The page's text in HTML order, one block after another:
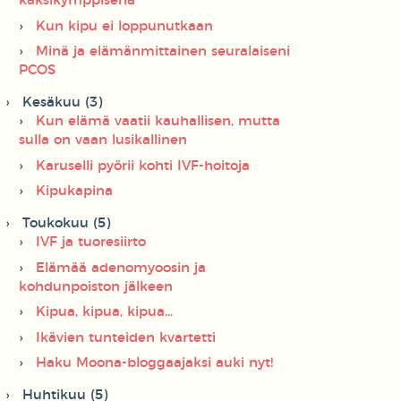
Kun kipu ei loppunutkaan
Minä ja elämänmittainen seuralaiseni
PCOS
Kesäkuu (3)
Kun elämä vaatii kauhallisen, mutta
sulla on vaan lusikallinen
Karuselli pyörii kohti IVF-hoitoja
Kipukapina
Toukokuu (5)
IVF ja tuoresiirto
Elämää adenomyoosin ja
kohdunpoiston jälkeen
Kipua, kipua, kipua...
Ikävien tunteiden kvartetti
Haku Moona-bloggaajaksi auki nyt!
Huhtikuu (5)